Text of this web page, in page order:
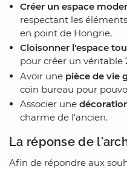
Créer un espace
respectant les
en point de Hongrie,
Cloisonner l'espace
pour créer un véritable
Avoir une pièce de vie
coin bureau pour
Associer une
charme de l'ancien.
La réponse de
Afin de répondre aux